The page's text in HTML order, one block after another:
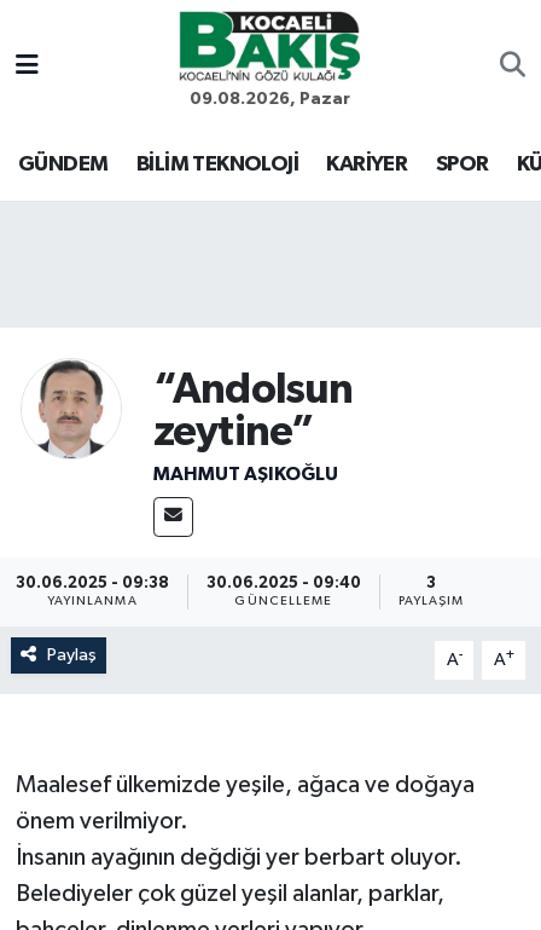
09.08.2026, Pazar
GÜNDEM BİLİM TEKNOLOJİ KARİYER SPOR
“Andolsun
zeytine”
MAHMUT AŞIKOĞLU
30.06.2025 - 09:38
YAYINLANMA
30.06.2025 - 09:40
GÜNCELLEME
3
PAYLAŞIM
Paylaş A- A+
Maalesef ülkemizde yeşile, ağaca ve doğaya
önem verilmiyor.
İnsanın ayağının değdiği yer berbart oluyor.
Belediyeler çok güzel yeşil alanlar, parklar,
Kocaeli Nöbetçi Eczaneler
Kocaeli Hava Durumu
Son Dakika Haberleri
Haber Arşivi